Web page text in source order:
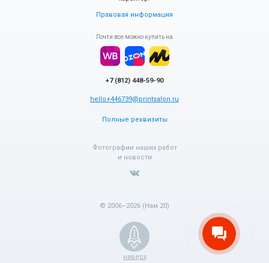
Правовая информация
Почти все можно купить на
+7 (812) 448-59-90
hello+446739@printsalon.ru
Полные реквизиты
Фотографии наших работ
и новости
© 2006–2026 (Нам 20)
наверх